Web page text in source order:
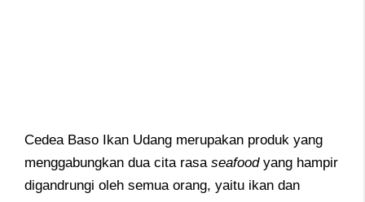
Cedea Baso Ikan Udang merupakan produk yang
menggabungkan dua cita rasa seafoodyang hampir
digandrungi oleh semua orang, yaitu ikan dan